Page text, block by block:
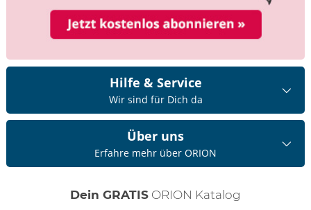
Hilfe & Service
Wir sind für Dich da
Über uns
Erfahre mehr über ORION
Dein GRATIS ORION Katalog